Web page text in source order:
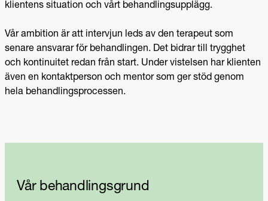
klientens situation och vårt behandlingsupplägg.
Vår ambition är att intervjun leds av den terapeut som
senare ansvarar för behandlingen. Det bidrar till trygghet
och kontinuitet redan från start. Under vistelsen har klienten
även en kontaktperson och mentor som ger stöd genom
hela behandlingsprocessen.
Vår behandlingsgrund